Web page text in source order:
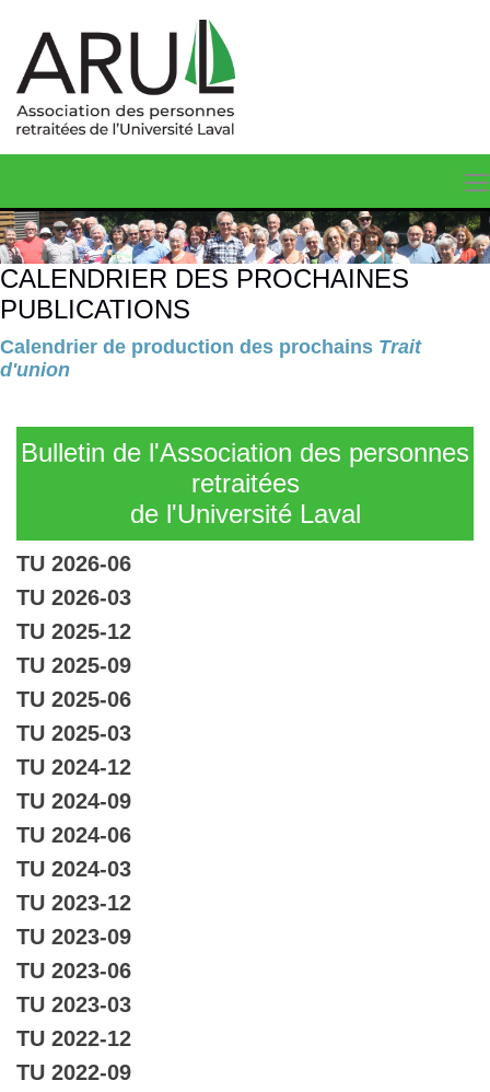
CALENDRIER DES PROCHAINES
PUBLICATIONS
Calendrier de production des prochains Trait
d'union
Bulletin de l'Association des personnes
retraitées
de l'Université Laval
TU 2026-06
TU 2026-03
TU 2025-12
TU 2025-09
TU 2025-06
TU 2025-03
TU 2024-12
TU 2024-09
TU 2024-06
TU 2024-03
TU 2023-12
TU 2023-09
TU 2023-06
TU 2023-03
TU 2022-12
TU 2022-09